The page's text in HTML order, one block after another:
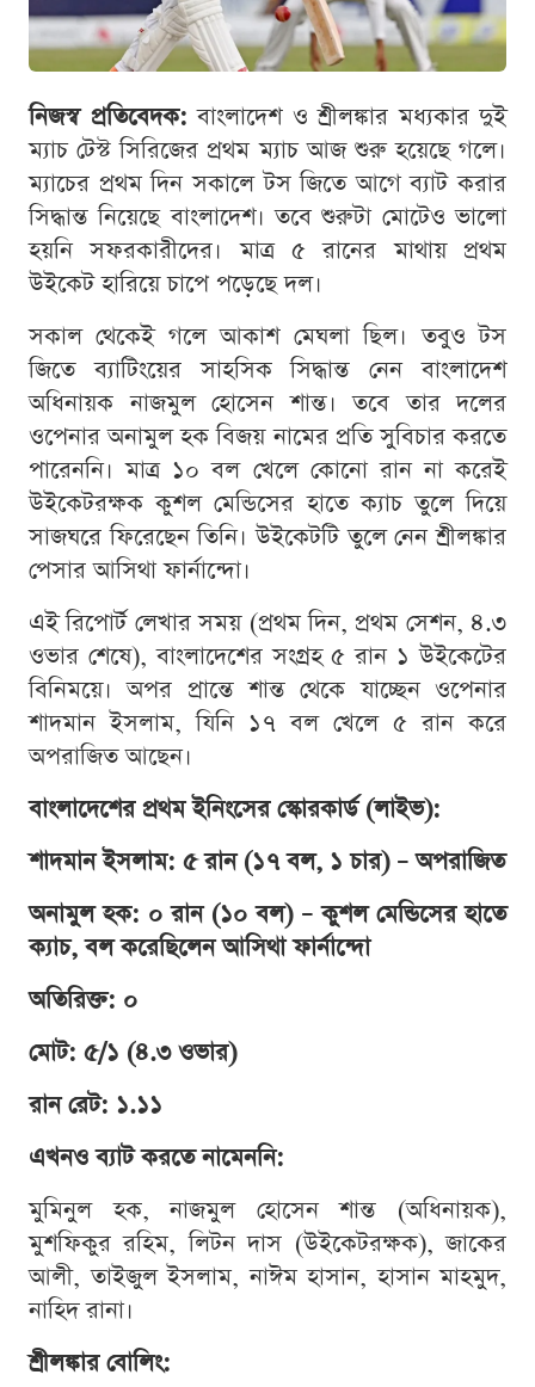
নিজস্ব প্রতিবেদক: বাংলাদেশ ও শ্রীলঙ্কার মধ্যকার দুই
ম্যাচ টেস্ট সিরিজের প্রথম ম্যাচ আজ শুরু হয়েছে গলে।
ম্যাচের প্রথম দিন সকালে টস জিতে আগে ব্যাট করার
সিদ্ধান্ত নিয়েছে বাংলাদেশ। তবে শুরুটা মোটেও ভালো
হয়নি সফরকারীদের। মাত্র ৫ রানের মাথায় প্রথম
উইকেট হারিয়ে চাপে পড়েছে দল।
সকাল থেকেই গলে আকাশ মেঘলা ছিল। তবুও টস
জিতে ব্যাটিংয়ের সাহসিক সিদ্ধান্ত নেন বাংলাদেশ
অধিনায়ক নাজমুল হোসেন শান্ত। তবে তার দলের
ওপেনার অনামুল হক বিজয় নামের প্রতি সুবিচার করতে
পারেননি। মাত্র ১০ বল খেলে কোনো রান না করেই
উইকেটরক্ষক কুশল মেন্ডিসের হাতে ক্যাচ তুলে দিয়ে
সাজঘরে ফিরেছেন তিনি। উইকেটটি তুলে নেন শ্রীলঙ্কার
পেসার আসিথা ফার্নান্দো।
এই রিপোর্ট লেখার সময় (প্রথম দিন, প্রথম সেশন, ৪.৩
ওভার শেষে), বাংলাদেশের সংগ্রহ ৫ রান ১ উইকেটের
বিনিময়ে। অপর প্রান্তে শান্ত থেকে যাচ্ছেন ওপেনার
শাদমান ইসলাম, যিনি ১৭ বল খেলে ৫ রান করে
অপরাজিত আছেন।
বাংলাদেশের প্রথম ইনিংসের স্কোরকার্ড (লাইভ):
শাদমান ইসলাম: ৫ রান (১৭ বল, ১ চার) – অপরাজিত
অনামুল হক: ০ রান (১০ বল) – কুশল মেন্ডিসের হাতে
ক্যাচ, বল করেছিলেন আসিথা ফার্নান্দো
অতিরিক্ত: ০
মোট: ৫/১ (৪.৩ ওভার)
রান রেট: ১.১১
এখনও ব্যাট করতে নামেননি:
মুমিনুল হক, নাজমুল হোসেন শান্ত (অধিনায়ক),
মুশফিকুর রহিম, লিটন দাস (উইকেটরক্ষক), জাকের
আলী, তাইজুল ইসলাম, নাঈম হাসান, হাসান মাহমুদ,
নাহিদ রানা।
শ্রীলঙ্কার বোলিং: